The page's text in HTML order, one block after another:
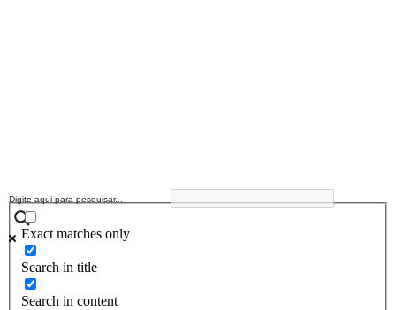
Exact matches only
Search in title
Search in content